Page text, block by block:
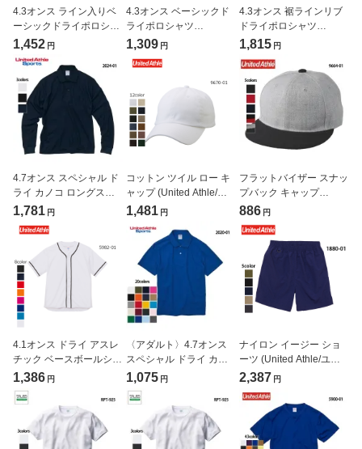
4.3オンス ライン入りベ
ーシックドライポロシャ
ツ(LIFEMAX/ライフマッ
1,452 円
4.3オンス ベーシックド
ライポロシャツ
(LIFEMAX/ライフマック
1,309 円
4.3オンス 裾ラインリブ
ドライポロシャツ
(LIFEMAX/ライフマック
1,815 円
4.7オンス スペシャル ド
ライ カノコ ロングスリ
ーブポロシャツ(ポケット
(United Athle/ユナイテッ
ドアスレ)[2024-01]
1,781 円
コットン ツイル ロー キ
ャップ (United Athle/ユ
ナイテッドアスレ)[9670-
1,481 円
フラットバイザー スナッ
プバック キャップ
(United Athle/ユナイテッ
886 円
4.1オンス ドライ アスレ
チック ベースボールシャ
ツ 大きサイズ (United
レ)[5982-01]
1,386 円
〈アダルト〉4.7オンス
スペシャル ドライ カノ
コ ポロシャツ (ローブリ
イテッドアスレ)[2020-
1,075 円
ナイロン イージー ショ
ーツ (United Athle/ユナ
イテッドアスレ)[1880-
2,387 円